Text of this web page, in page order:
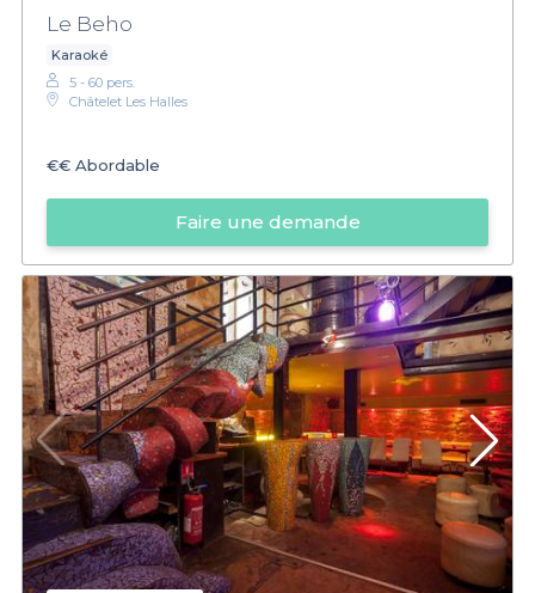
Le Beho
Karaoké
5 - 60 pers.
Châtelet Les Halles
€€ Abordable
Faire une demande